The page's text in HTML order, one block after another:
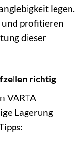
legen.
und profitieren
dieser
richtig
VARTA
Lagerung